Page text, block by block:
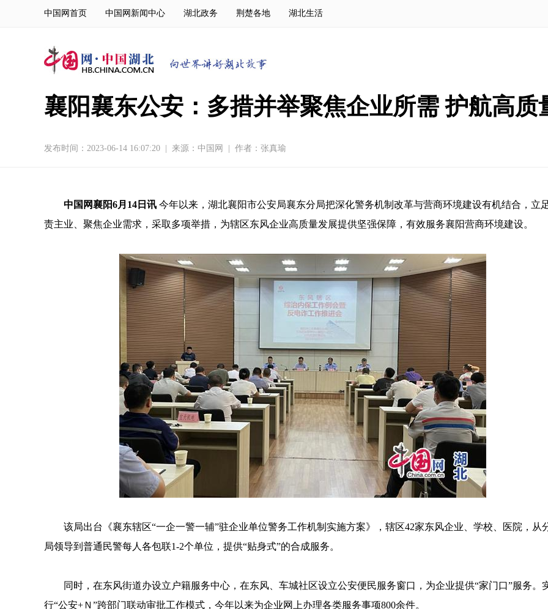
中国网首页 中国网新闻中心 湖北政务 荆楚各地 湖北生活
襄阳襄东公安：多措并举聚焦企业所需 护航高质
发布时间：2023-06-14 16:07:20 来源： 中国网 作者：张真瑜
中国网襄阳6月14日讯 今年以来，湖北襄阳市公安局襄东分局把深化警务机制改革与营商环境建设有机结合，立
责主业、聚焦企业需求，采取多项举措，为辖区东风企业高质量发展提供坚强保障，有效服务襄阳营商环境建设。
该局出台《襄东辖区“一企一警一辅”驻企业单位警务工作机制实施方案》，辖区42家东风企业、学校、医院，从
局领导到普通民警每人各包联1-2个单位，提供“贴身式”的合成服务。
同时，在东风街道办设立户籍服务中心，在东风、车城社区设立公安便民服务窗口，为企业提供“家门口”服务。
行“公安+Ｎ”跨部门联动审批工作模式，今年以来为企业网上办理各类服务事项800余件。